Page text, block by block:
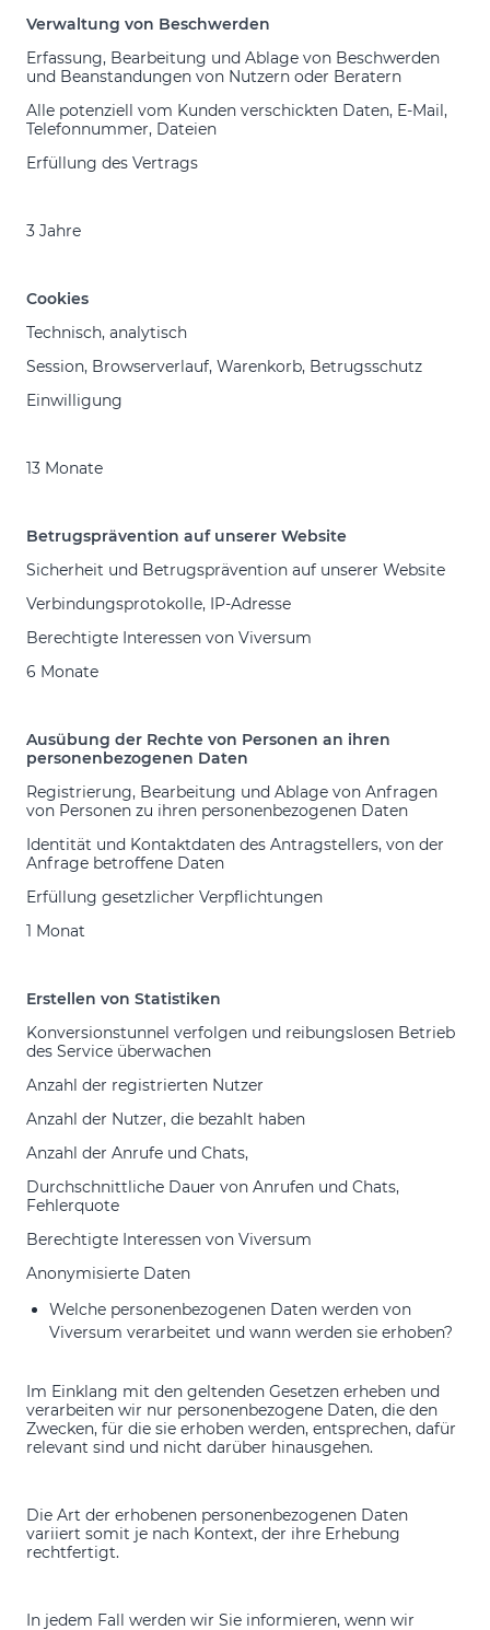
Verwaltung von Beschwerden
Erfassung, Bearbeitung und Ablage von Beschwerden
und Beanstandungen von Nutzern oder Beratern
Alle potenziell vom Kunden verschickten Daten, E-Mail,
Telefonnummer, Dateien
Erfüllung des Vertrags
3 Jahre
Cookies
Technisch, analytisch
Session, Browserverlauf, Warenkorb, Betrugsschutz
Einwilligung
13 Monate
Betrugsprävention auf unserer Website
Sicherheit und Betrugsprävention auf unserer Website
Verbindungsprotokolle, IP-Adresse
Berechtigte Interessen von Viversum
6 Monate
Ausübung der Rechte von Personen an ihren
personenbezogenen Daten
Registrierung, Bearbeitung und Ablage von Anfragen
von Personen zu ihren personenbezogenen Daten
Identität und Kontaktdaten des Antragstellers, von der
Anfrage betroffene Daten
Erfüllung gesetzlicher Verpflichtungen
1 Monat
Erstellen von Statistiken
Konversionstunnel verfolgen und reibungslosen Betrieb
des Service überwachen
Anzahl der registrierten Nutzer
Anzahl der Nutzer, die bezahlt haben
Anzahl der Anrufe und Chats,
Durchschnittliche Dauer von Anrufen und Chats,
Fehlerquote
Berechtigte Interessen von Viversum
Anonymisierte Daten
Welche personenbezogenen Daten werden von
Viversum verarbeitet und wann werden sie erhoben?
Im Einklang mit den geltenden Gesetzen erheben und
verarbeiten wir nur personenbezogene Daten, die den
Zwecken, für die sie erhoben werden, entsprechen, dafür
relevant sind und nicht darüber hinausgehen.
Die Art der erhobenen personenbezogenen Daten
variiert somit je nach Kontext, der ihre Erhebung
rechtfertigt.
In jedem Fall werden wir Sie informieren, wenn wir